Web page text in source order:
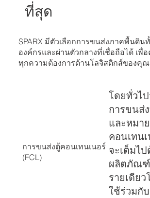
ที่สุด
SPARX มีตัวเลือกการขนส่งภาคพื้นดิน
องค์กรและผ่านตัวกลางที่เชื่อถือได้ เพื่
ทุกความต้องการด้านโลจิสติกส์ของคุณ
การขนส่งตู้คอนเทนเนอร์
(FCL)
โดยทั่วไ
การขนส่
และหมา
คอนเทน
จะเต็มไป
ผลิตภัณฑ์
รายเดีย
ใช้ร่วมกั